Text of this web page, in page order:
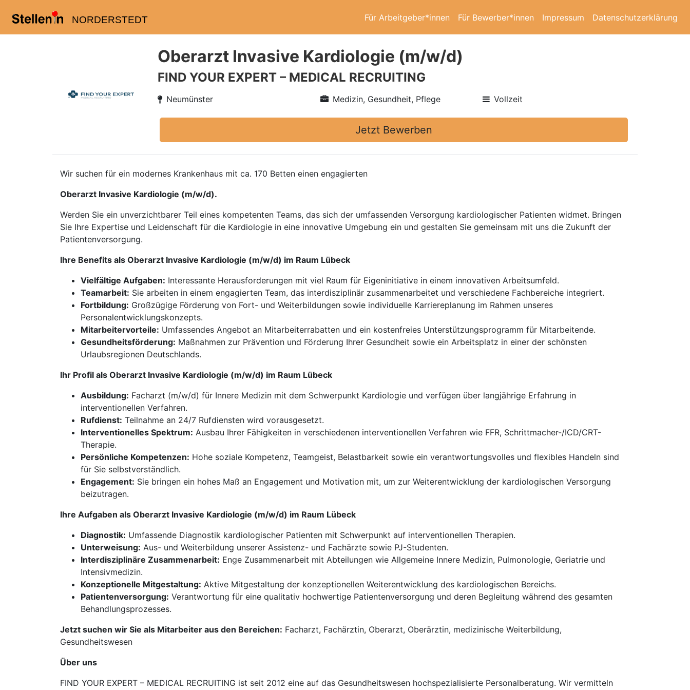
NORDERSTEDT Für Arbeitgeber*innen Für Bewerber*innen Impressum Datenschutzerklärung
Oberarzt Invasive Kardiologie (m/w/d)
FIND YOUR EXPERT – MEDICAL RECRUITING
Neumünster Medizin, Gesundheit, Pflege Vollzeit
Jetzt Bewerben
Wir suchen für ein modernes Krankenhaus mit ca. 170 Betten einen engagierten
Oberarzt Invasive Kardiologie (m/w/d).
Werden Sie ein unverzichtbarer Teil eines kompetenten Teams, das sich der umfassenden Versorgung kardiologischer Patienten widmet. Bringen
Sie Ihre Expertise und Leidenschaft für die Kardiologie in eine innovative Umgebung ein und gestalten Sie gemeinsam mit uns die Zukunft der
Patientenversorgung.
Ihre Benefits als Oberarzt Invasive Kardiologie (m/w/d) im Raum Lübeck
Vielfältige Aufgaben: Interessante Herausforderungen mit viel Raum für Eigeninitiative in einem innovativen Arbeitsumfeld.
Teamarbeit: Sie arbeiten in einem engagierten Team, das interdisziplinär zusammenarbeitet und verschiedene Fachbereiche integriert.
Fortbildung: Großzügige Förderung von Fort- und Weiterbildungen sowie individuelle Karriereplanung im Rahmen unseres
Personalentwicklungskonzepts.
Mitarbeitervorteile: Umfassendes Angebot an Mitarbeiterrabatten und ein kostenfreies Unterstützungsprogramm für Mitarbeitende.
Gesundheitsförderung: Maßnahmen zur Prävention und Förderung Ihrer Gesundheit sowie ein Arbeitsplatz in einer der schönsten
Urlaubsregionen Deutschlands.
Ihr Profil als Oberarzt Invasive Kardiologie (m/w/d) im Raum Lübeck
Ausbildung: Facharzt (m/w/d) für Innere Medizin mit dem Schwerpunkt Kardiologie und verfügen über langjährige Erfahrung in
interventionellen Verfahren.
Rufdienst: Teilnahme an 24/7 Rufdiensten wird vorausgesetzt.
Interventionelles Spektrum: Ausbau Ihrer Fähigkeiten in verschiedenen interventionellen Verfahren wie FFR, Schrittmacher-/ICD/CRT-
Therapie.
Persönliche Kompetenzen: Hohe soziale Kompetenz, Teamgeist, Belastbarkeit sowie ein verantwortungsvolles und flexibles Handeln sind
für Sie selbstverständlich.
Engagement: Sie bringen ein hohes Maß an Engagement und Motivation mit, um zur Weiterentwicklung der kardiologischen Versorgung
beizutragen.
Ihre Aufgaben als Oberarzt Invasive Kardiologie (m/w/d) im Raum Lübeck
Diagnostik: Umfassende Diagnostik kardiologischer Patienten mit Schwerpunkt auf interventionellen Therapien.
Unterweisung: Aus- und Weiterbildung unserer Assistenz- und Fachärzte sowie PJ-Studenten.
Interdisziplinäre Zusammenarbeit: Enge Zusammenarbeit mit Abteilungen wie Allgemeine Innere Medizin, Pulmonologie, Geriatrie und
Intensivmedizin.
Konzeptionelle Mitgestaltung: Aktive Mitgestaltung der konzeptionellen Weiterentwicklung des kardiologischen Bereichs.
Patientenversorgung: Verantwortung für eine qualitativ hochwertige Patientenversorgung und deren Begleitung während des gesamten
Behandlungsprozesses.
Jetzt suchen wir Sie als Mitarbeiter aus den Bereichen: Facharzt, Fachärztin, Oberarzt, Oberärztin, medizinische Weiterbildung,
Gesundheitswesen
Über uns
FIND YOUR EXPERT – MEDICAL RECRUITING ist seit 2012 eine auf das Gesundheitswesen hochspezialisierte Personalberatung. Wir vermitteln